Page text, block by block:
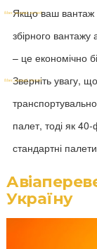
Якщо ваш вантаж
збірного
– це економічно
Зверніть увагу,
палет, тоді як
стандартні
Україну